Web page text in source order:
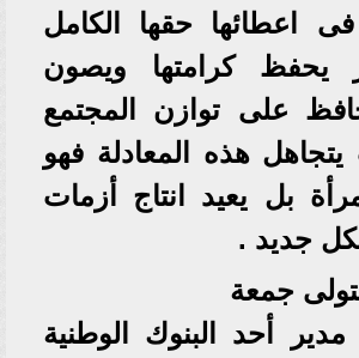
فى اعطائها حقها الكامل
يحفظ كرامتها ويصون
على توازن المجتمع
هذه المعادلة فهو
بل يعيد انتاج أزمات
جديد .
جمعة
أحد البنوك الوطنية